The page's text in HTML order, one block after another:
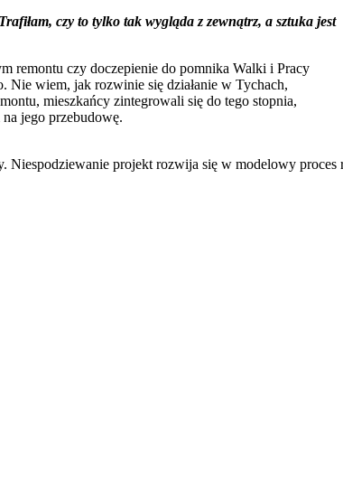
czy to tylko tak wygląda z zewnątrz, a sztuka jest
remontu czy doczepienie do pomnika Walki i Pracy
Nie wiem, jak rozwinie się działanie w Tychach,
mieszkańcy zintegrowali się do tego stopnia,
jego przebudowę.
Niespodziewanie projekt rozwija się w modelowy